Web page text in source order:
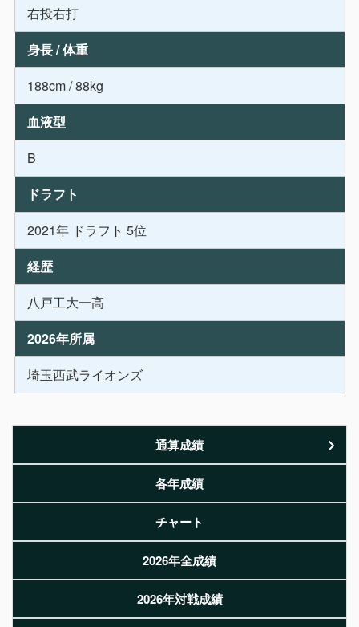
右投右打
身長 / 体重
188cm / 88kg
血液型
B
ドラフト
2021年 ドラフト 5位
経歴
八戸工大一高
2026年所属
埼玉西武ライオンズ
通算成績
各年成績
チャート
2026年全成績
2026年対戦成績